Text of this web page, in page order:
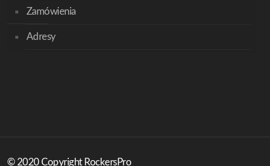
Zamówienia
Adresy
© 2020 Copyright RockersPro